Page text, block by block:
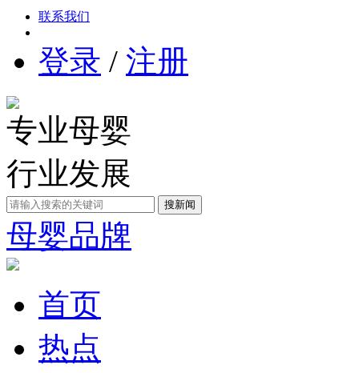
联系我们
登录 / 注册
专业母婴
行业发展
母婴品牌
首页
热点